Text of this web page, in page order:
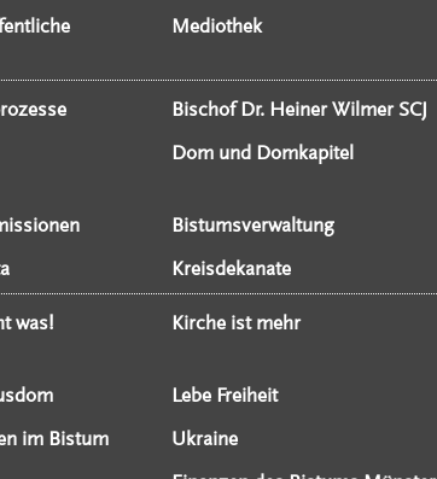
Mediothek
Bischof Dr. Heiner Wilmer SCJ
Dom und Domkapitel
Bistumsverwaltung
Kreisdekanate
was! Kirche ist mehr
Lebe Freiheit
im Bistum
Ukraine